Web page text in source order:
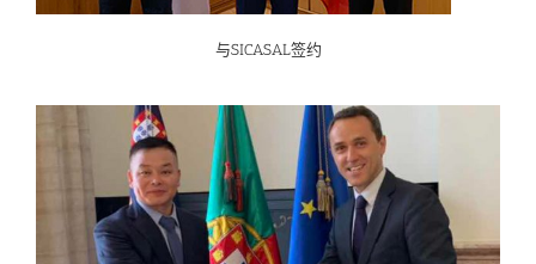
与SICASAL签约